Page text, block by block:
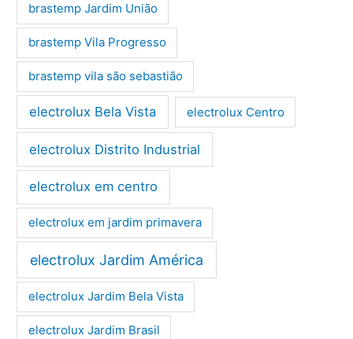
brastemp Jardim União
brastemp Vila Progresso
brastemp vila são sebastião
electrolux Bela Vista electrolux Centro
electrolux Distrito Industrial
electrolux em centro
electrolux em jardim primavera
electrolux Jardim América
electrolux Jardim Bela Vista
electrolux Jardim Brasil